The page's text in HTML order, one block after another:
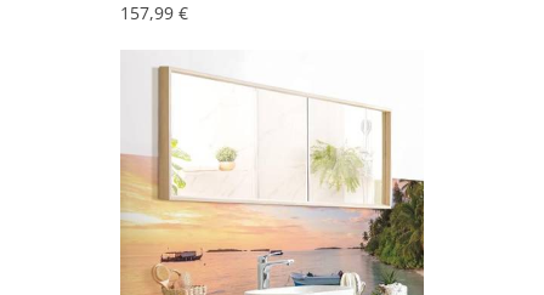
157,99 €